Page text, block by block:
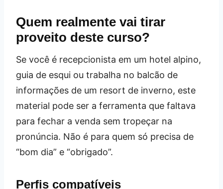
Quem realmente vai tirar
proveito deste curso?
Se você é recepcionista em um hotel alpino,
guia de esqui ou trabalha no balcão de
informações de um resort de inverno, este
material pode ser a ferramenta que faltava
para fechar a venda sem tropeçar na
pronúncia. Não é para quem só precisa de
“bom dia” e “obrigado”.
Perfis compatíveis